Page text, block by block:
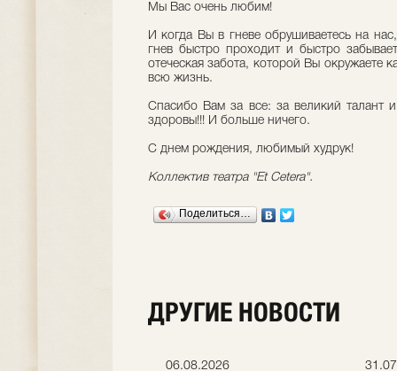
Мы Вас очень любим!
И когда Вы в гневе обрушиваетесь на
гнев быстро проходит и быстро
отеческая забота, которой Вы окружаете
всю жизнь.
Спасибо Вам за все: за великий талант и
здоровы!!! И больше ничего.
С днем рождения, любимый худрук!
Коллектив театра "Et Cetera".
Поделиться…
ДРУГИЕ НОВОСТИ
06.08.2026